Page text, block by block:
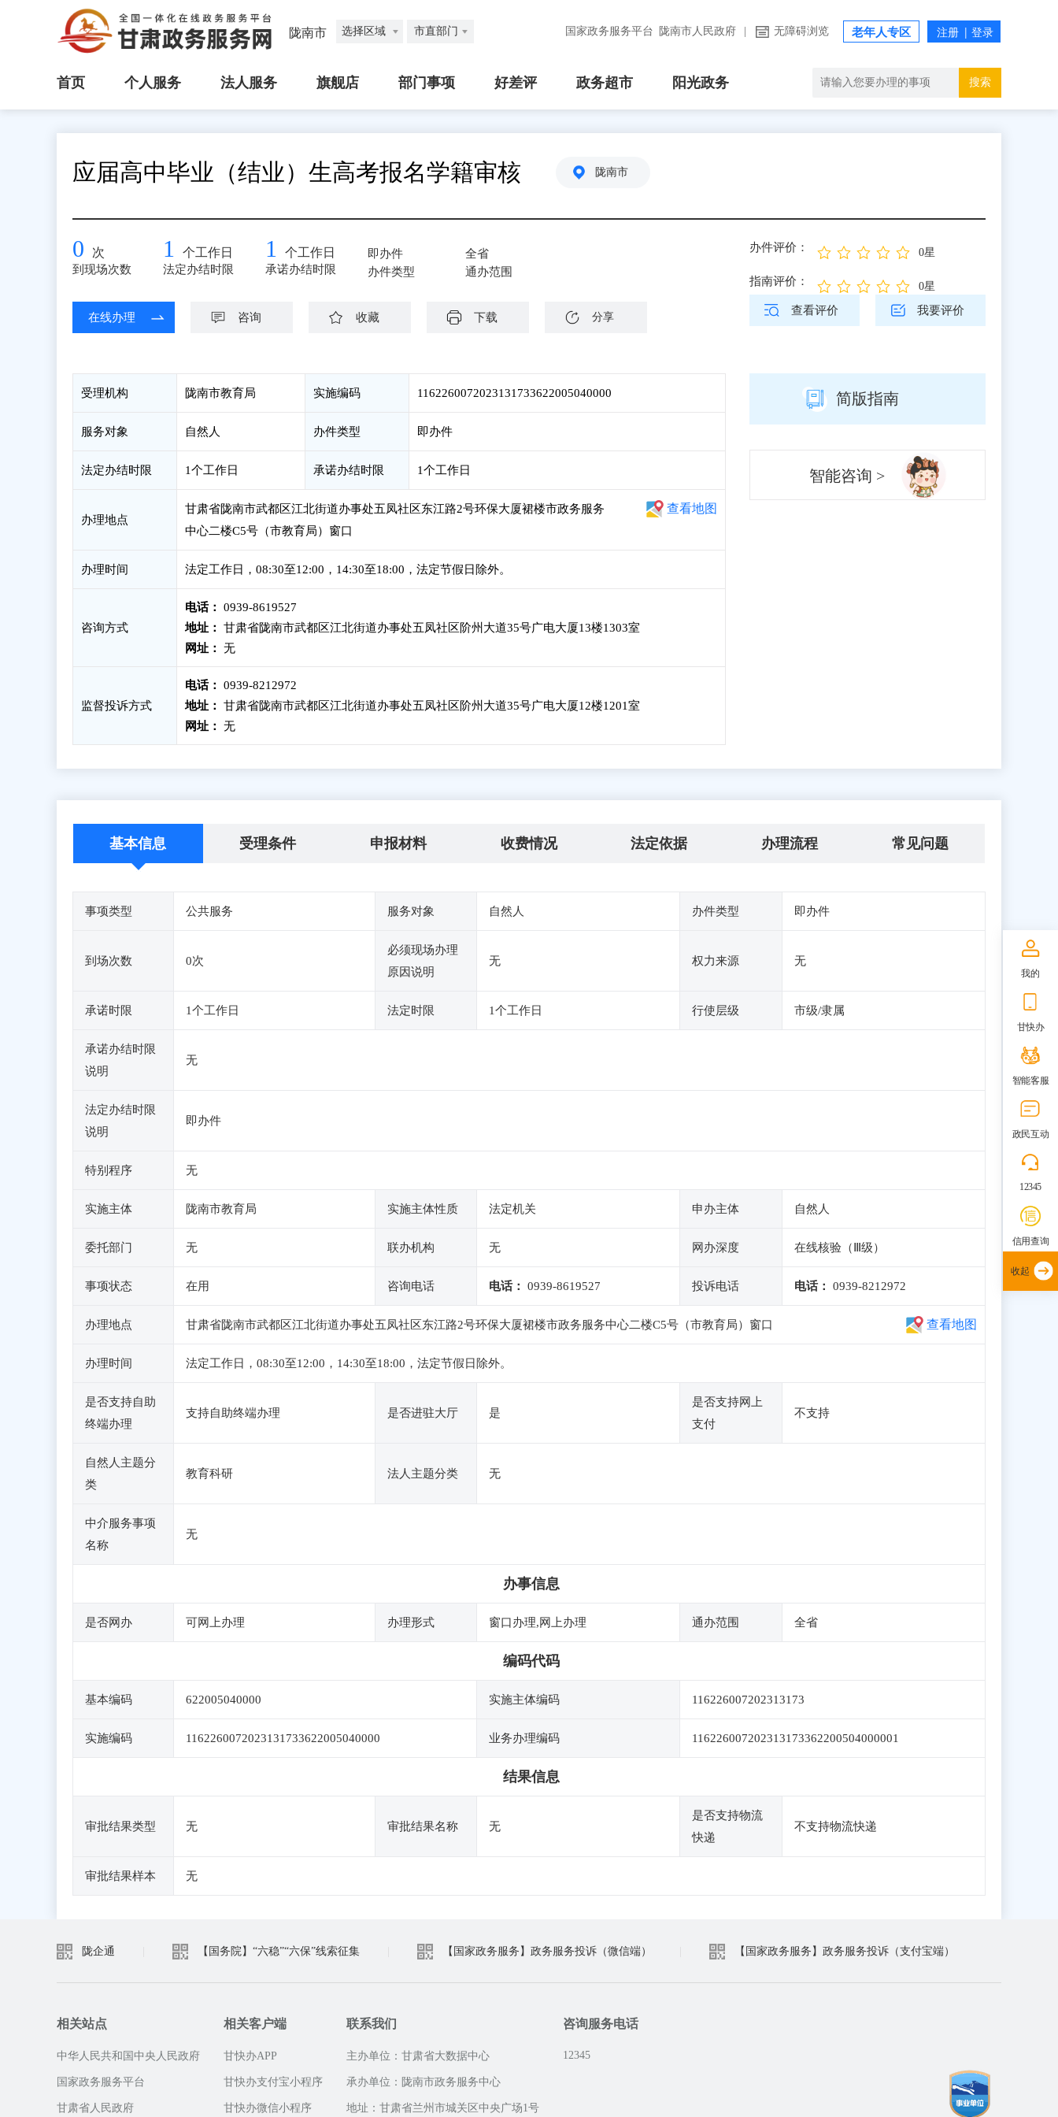
陇南市 选择区域 市直部门 国家政务服务平台 陇南市人民政府 无障碍浏览 老年人专区
首页 个人服务 法人服务 旗舰店 部门事项 好差评 政务超市 阳光政务 搜索
应届高中毕业（结业）生高考报名学籍审核 陇南市
0 次
到现场次数
1 个工作日
法定办结时限
1 个工作日
承诺办结时限
即办件
办件类型
全省
通办范围
在线办理 咨询 收藏 下载 分享
办件评价： 0星
指南评价： 0星
查看评价 我要评价
受理机构 陇南市教育局 实施编码 1162260072023131733622005040000
服务对象 自然人 办件类型 即办件
法定办结时限 1个工作日 承诺办结时限 1个工作日
办理地点
甘肃省陇南市武都区江北街道办事处五凤社区东江路2号环保大厦裙楼市政务服务
中心二楼C5号（市教育局）窗口
查看地图
办理时间 法定工作日，08:30至12:00，14:30至18:00，法定节假日除外。
咨询方式
电话：
0939-8619527
地址：
甘肃省陇南市武都区江北街道办事处五凤社区阶州大道35号广电大厦13楼1303室
网址：
无
监督投诉方式
电话：
0939-8212972
地址：
甘肃省陇南市武都区江北街道办事处五凤社区阶州大道35号广电大厦12楼1201室
网址：
无
简版指南
智能咨询 >
基本信息 受理条件 申报材料 收费情况 法定依据 办理流程 常见问题
事项类型 公共服务 服务对象 自然人 办件类型 即办件
到场次数 0次
必须现场办理
原因说明
无 权力来源 无
承诺时限 1个工作日 法定时限 1个工作日 行使层级 市级/隶属
承诺办结时限
说明
无
法定办结时限
说明
即办件
特别程序 无
实施主体 陇南市教育局 实施主体性质 法定机关 申办主体 自然人
委托部门 无 联办机构 无 网办深度 在线核验（Ⅲ级）
事项状态 在用 咨询电话 电话： 0939-8619527 投诉电话 电话： 0939-8212972
办理地点 甘肃省陇南市武都区江北街道办事处五凤社区东江路2号环保大厦裙楼市政务服务中心二楼C5号（市教育局）窗口 查看地图
办理时间 法定工作日，08:30至12:00，14:30至18:00，法定节假日除外。
是否支持自助
终端办理
支持自助终端办理 是否进驻大厅 是
是否支持网上
支付
不支持
自然人主题分
类
教育科研 法人主题分类 无
中介服务事项
名称
无
办事信息
是否网办 可网上办理 办理形式 窗口办理,网上办理 通办范围 全省
编码代码
基本编码 622005040000 实施主体编码 116226007202313173
实施编码 1162260072023131733622005040000 业务办理编码 116226007202313173362200504000001
结果信息
审批结果类型 无 审批结果名称 无
是否支持物流
快递
不支持物流快递
审批结果样本 无
陇企通 【国务院】“六稳”“六保”线索征集 【国家政务服务】政务服务投诉（微信端） 【国家政务服务】政务服务投诉（支付宝端）
相关站点
中华人民共和国中央人民政府
国家政务服务平台
甘肃省人民政府
相关客户端
甘快办APP
甘快办支付宝小程序
甘快办微信小程序
联系我们
主办单位：甘肃省大数据中心
承办单位：陇南市政务服务中心
地址：甘肃省兰州市城关区中央广场1号
咨询服务电话
12345
我的
甘快办
智能客服
政民互动
12345
信用查询
收起